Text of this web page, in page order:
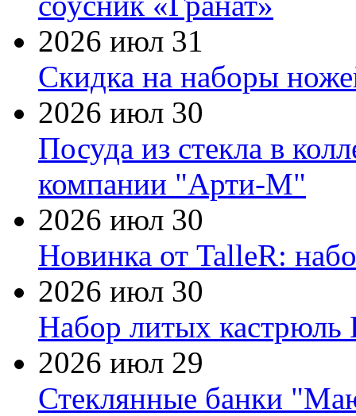
2026 июл 31
Скидка на наборы
2026 июл 30
Посуда из стекла в
компании "Арти-М"
2026 июл 30
Новинка от TalleR:
2026 июл 30
Набор литых кастрюль
2026 июл 29
Стеклянные банки